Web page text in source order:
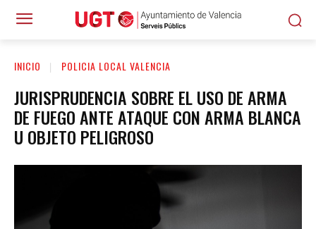
INICIO POLICIA LOCAL VALENCIA
JURISPRUDENCIA SOBRE EL USO DE ARMA
DE FUEGO ANTE ATAQUE CON ARMA BLANCA
U OBJETO PELIGROSO